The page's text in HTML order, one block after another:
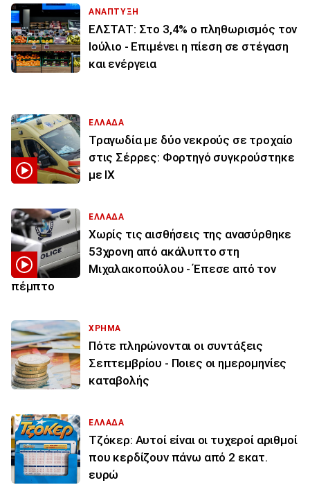
ΑΝΑΠΤΥΞΗ
ΕΛΣΤΑΤ: Στο 3,4% ο πληθωρισμός τον
Ιούλιο - Επιμένει η πίεση σε στέγαση
και ενέργεια
ΕΛΛΑΔΑ
Τραγωδία με δύο νεκρούς σε τροχαίο
στις Σέρρες: Φορτηγό συγκρούστηκε
με ΙΧ
ΕΛΛΑΔΑ
Χωρίς τις αισθήσεις της ανασύρθηκε
53χρονη από ακάλυπτο στη
Μιχαλακοπούλου - Έπεσε από τον
πέμπτο
ΧΡΗΜΑ
Πότε πληρώνονται οι συντάξεις
Σεπτεμβρίου - Ποιες οι ημερομηνίες
καταβολής
ΕΛΛΑΔΑ
Τζόκερ: Αυτοί είναι οι τυχεροί αριθμοί
που κερδίζουν πάνω από 2 εκατ.
ευρώ